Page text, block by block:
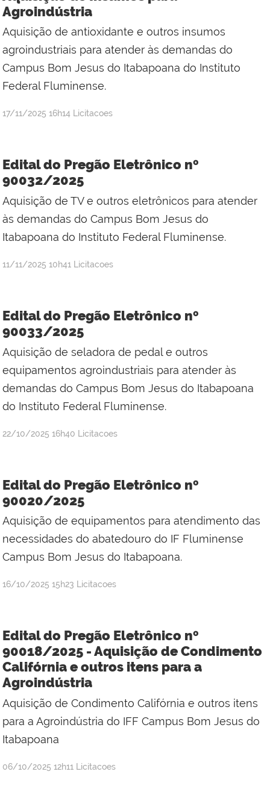
Agroindústria
Aquisição de antioxidante e outros insumos
agroindustriais para atender às demandas do
Campus Bom Jesus do Itabapoana do Instituto
Federal Fluminense.
por
Mineiro
publicado
17/11/2025 16h14 Licitacoes
Edital do Pregão Eletrônico nº
90032/2025
Aquisição de TV e outros eletrônicos para atender
às demandas do Campus Bom Jesus do
Itabapoana do Instituto Federal Fluminense.
por
Mineiro
publicado
11/11/2025 10h41 Licitacoes
Edital do Pregão Eletrônico nº
90033/2025
Aquisição de seladora de pedal e outros
equipamentos agroindustriais para atender às
demandas do Campus Bom Jesus do Itabapoana
do Instituto Federal Fluminense.
por
Mineiro
publicado
22/10/2025 16h40 Licitacoes
Edital do Pregão Eletrônico nº
90020/2025
Aquisição de equipamentos para atendimento das
necessidades do abatedouro do IF Fluminense
Campus Bom Jesus do Itabapoana.
por
Mineiro
publicado
16/10/2025 15h23 Licitacoes
Edital do Pregão Eletrônico nº
90018/2025 - Aquisição de Condimento
Califórnia e outros itens para a
Agroindústria
Aquisição de Condimento Califórnia e outros itens
para a Agroindústria do IFF Campus Bom Jesus do
Itabapoana
por
publicado
06/10/2025 12h11 Licitacoes